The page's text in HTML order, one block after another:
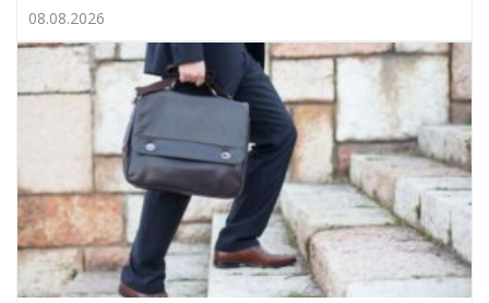
08.08.2026